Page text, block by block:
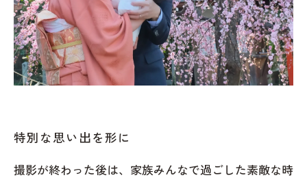
特別な思い出を形に
撮影が終わった後は、家族みんなで過ごした素敵な時